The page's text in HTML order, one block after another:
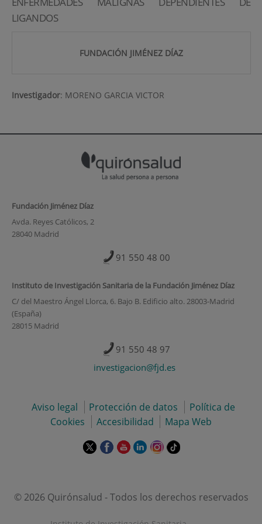
LIGANDOS
FUNDACIÓN JIMÉNEZ DÍAZ
Investigador: MORENO GARCIA VICTOR
Fundación Jiménez Díaz
Avda. Reyes Católicos, 2
28040 Madrid
91 550 48 00
Instituto de Investigación Sanitaria de la Fundación Jiménez Díaz
C/ del Maestro Ángel Llorca, 6. Bajo B. Edificio alto. 28003-Madrid
(España)
28015 Madrid
91 550 48 97
investigacion@fjd.es
Aviso legal Protección de datos
Política de
Cookies
Accesibilidad Mapa Web
Este
en
ventana
Este
en
ventana
Este
en
ventana
Este
en
ventana
Este
en
ventana
Enlace
externa.
© 2026 Quirónsalud - Todos los derechos reservados